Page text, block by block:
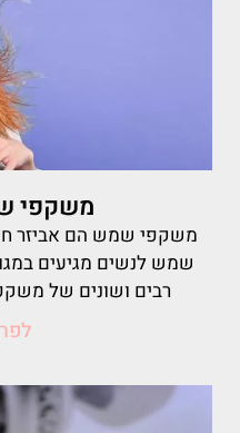
משקפי
משקפי שמש הם אביזר
שמש לנשים מגיעים
רבים ושונים של